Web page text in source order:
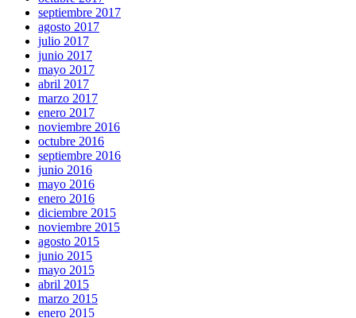
septiembre 2017
agosto 2017
julio 2017
junio 2017
mayo 2017
abril 2017
marzo 2017
enero 2017
noviembre 2016
octubre 2016
septiembre 2016
junio 2016
mayo 2016
enero 2016
diciembre 2015
noviembre 2015
agosto 2015
junio 2015
mayo 2015
abril 2015
marzo 2015
enero 2015